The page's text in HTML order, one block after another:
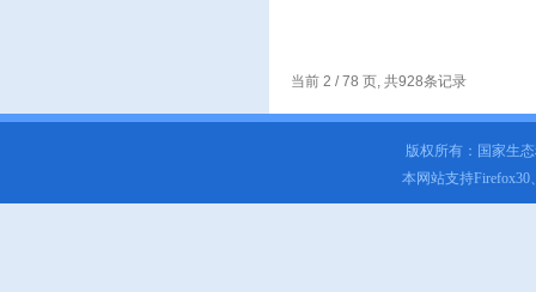
当前 2 / 78 页, 共928条记录
版权所有：国家生
本网站支持